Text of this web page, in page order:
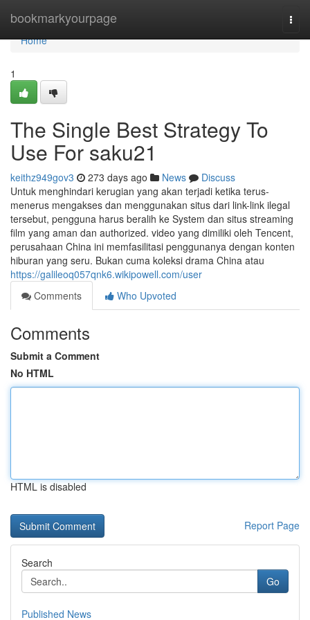
bookmarkyourpage
Home
Home
1
The Single Best Strategy To
Use For saku21
keithz949gov3 273 days ago News
Discuss
Untuk menghindari kerugian yang akan terjadi ketika terus-
menerus mengakses dan menggunakan situs dari link-link ilegal
tersebut, pengguna harus beralih ke System dan situs streaming
film yang aman dan authorized. video yang dimiliki oleh Tencent,
perusahaan China ini memfasilitasi penggunanya dengan konten
hiburan yang seru. Bukan cuma koleksi drama China atau
https://galileoq057qnk6.wikipowell.com/user
Comments
Who Upvoted
Comments
Submit a Comment
No HTML
HTML is disabled
Report Page
Search
Go
Published News